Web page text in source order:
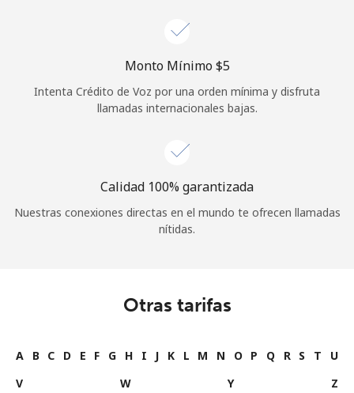
Monto Mínimo ⁦$5⁩
Intenta Crédito de Voz por una orden mínima y disfruta
llamadas internacionales bajas.
Calidad 100% garantizada
Nuestras conexiones directas en el mundo te ofrecen llamadas
nítidas.
Otras tarifas
A B C D E F G H I J K L M N O P Q R S T
U
V
W Y Z